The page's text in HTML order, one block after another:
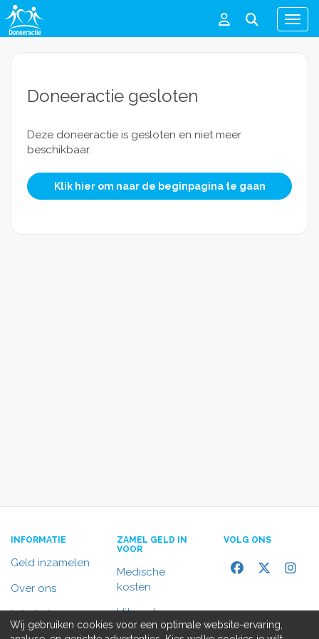
Menu
Doneeractie gesloten
Deze doneeractie is gesloten en niet meer
beschikbaar.
Klik hier om naar de beginpagina te gaan
INFORMATIE
Geld inzamelen
Over ons
In het nieuws
ZAMEL GELD IN
VOOR
Medische
kosten
Uitvaart
VOLG ONS
Wij gebruiken cookies voor een optimale website-ervaring,